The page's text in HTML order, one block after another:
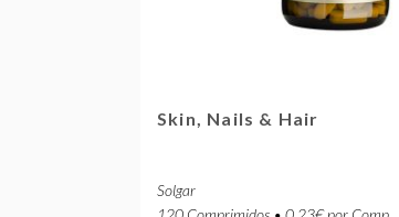
Skin, Nails & Hair
Solgar